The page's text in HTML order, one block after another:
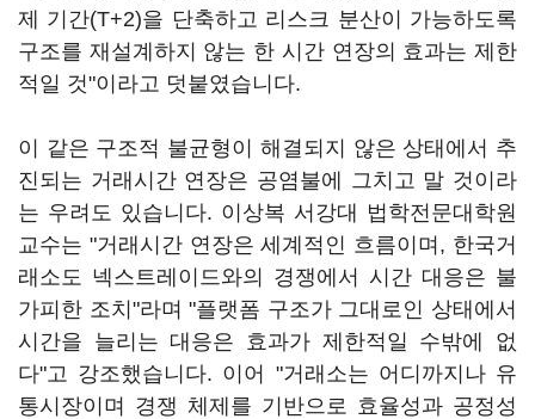
제 기간(T+2)을 단축하고 리스크 분산이 가능하도록
구조를 재설계하지 않는 한 시간 연장의 효과는 제한
적일 것"이라고 덧붙였습니다.
이 같은 구조적 불균형이 해결되지 않은 상태에서 추
진되는 거래시간 연장은 공염불에 그치고 말 것이라
는 우려도 있습니다. 이상복 서강대 법학전문대학원
교수는 "거래시간 연장은 세계적인 흐름이며, 한국거
래소도 넥스트레이드와의 경쟁에서 시간 대응은 불
가피한 조치"라며 "플랫폼 구조가 그대로인 상태에서
시간을 늘리는 대응은 효과가 제한적일 수밖에 없
다"고 강조했습니다. 이어 "거래소는 어디까지나 유
통시장이며 경쟁 체제를 기반으로 효율성과 공정성